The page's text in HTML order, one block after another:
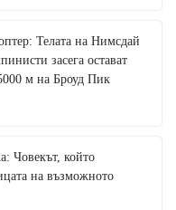
Телата на Нимсдай
засега остават
м на Броуд Пик
Човекът, който
на възможното